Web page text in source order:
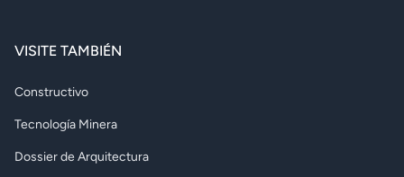
VISITE TAMBIÉN
Constructivo
Tecnología Minera
Dossier de Arquitectura